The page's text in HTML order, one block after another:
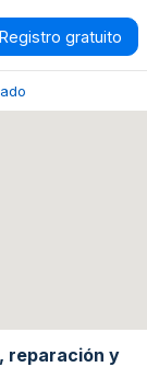
Registro gratuito
personales
reparación y